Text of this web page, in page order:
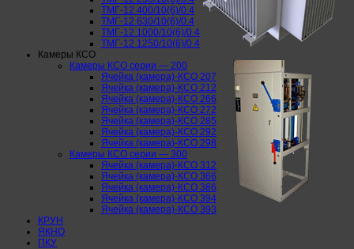
ТМГ-12 400/10(6)/0.4
ТМГ-12 630/10(6)/0.4
ТМГ-12 1000/10(6)/0.4
ТМГ-12 1250/10(6)/0.4
Камеры КСО
Камеры КСО серии — 200
Ячейка (камера)-КСО 207
Ячейка (камера)-КСО 212
Ячейка (камера)-КСО 266
Ячейка (камера)-КСО 272
Ячейка (камера)-КСО 285
Ячейка (камера)-КСО 292
Ячейка (камера)-КСО 298
Камеры КСО серии — 300
Ячейка (камера)-КСО 312
Ячейка (камера)-КСО 366
Ячейка (камера)-КСО 386
Ячейка (камера)-КСО 394
Ячейка (камера)-КСО 393
КРУН
ЯКНО
ПКУ